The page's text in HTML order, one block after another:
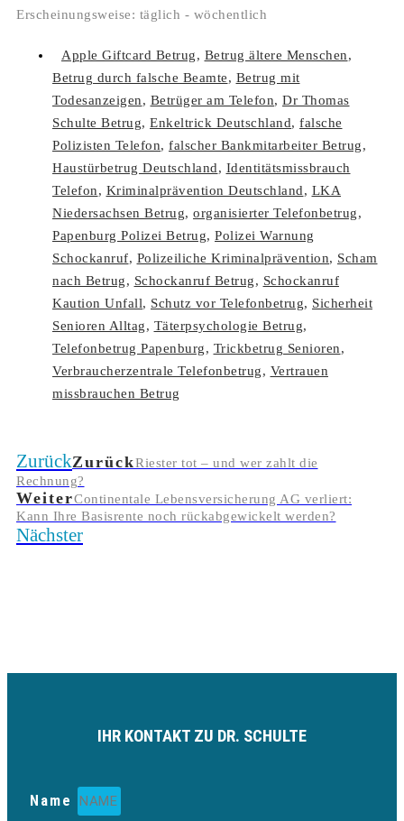
Erscheinungsweise: täglich - wöchentlich
Apple Giftcard Betrug, Betrug ältere Menschen,
Betrug durch falsche Beamte, Betrug mit
Todesanzeigen, Betrüger am Telefon, Dr Thomas
Schulte Betrug, Enkeltrick Deutschland, falsche
Polizisten Telefon, falscher Bankmitarbeiter Betrug,
Haustürbetrug Deutschland, Identitätsmissbrauch
Telefon, Kriminalprävention Deutschland, LKA
Niedersachsen Betrug, organisierter Telefonbetrug,
Papenburg Polizei Betrug, Polizei Warnung
Schockanruf, Polizeiliche Kriminalprävention, Scham
nach Betrug, Schockanruf Betrug, Schockanruf
Kaution Unfall, Schutz vor Telefonbetrug, Sicherheit
Senioren Alltag, Täterpsychologie Betrug,
Telefonbetrug Papenburg, Trickbetrug Senioren,
Verbraucherzentrale Telefonbetrug, Vertrauen
missbrauchen Betrug
ZurückZurückRiester tot – und wer zahlt die
Rechnung?
WeiterContinentale Lebensversicherung AG verliert:
Kann Ihre Basisrente noch rückabgewickelt werden?
Nächster
IHR KONTAKT ZU DR. SCHULTE
Name